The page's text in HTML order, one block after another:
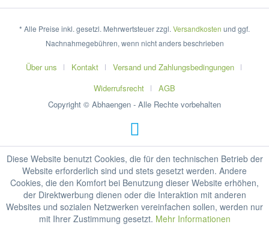
* Alle Preise inkl. gesetzl. Mehrwertsteuer zzgl. Versandkosten und ggf.
Nachnahmegebühren, wenn nicht anders beschrieben
Über uns Kontakt
Versand und Zahlungsbedingungen
Widerrufsrecht
AGB
Copyright © Abhaengen - Alle Rechte vorbehalten
Diese Website benutzt Cookies, die für den technischen Betrieb der
Website erforderlich sind und stets gesetzt werden. Andere
Cookies, die den Komfort bei Benutzung dieser Website erhöhen,
der Direktwerbung dienen oder die Interaktion mit anderen
Websites und sozialen Netzwerken vereinfachen sollen, werden nur
mit Ihrer Zustimmung gesetzt. Mehr Informationen